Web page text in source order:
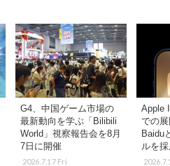
G4、中国ゲーム市場の
最新動向を学ぶ「Bilibili
World」視察報告会を8月
7日に開催
2026.7.17 Fri
Apple
での展
Baidu
ルを採